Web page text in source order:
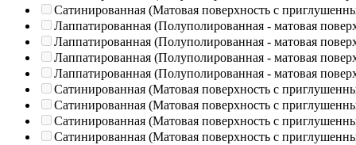
Сатинированная (Матовая поверхность с
Лаппатированная (Полуполированная - матовая
Лаппатированная (Полуполированная - матовая
Лаппатированная (Полуполированная - матовая
Лаппатированная (Полуполированная - матовая
Сатинированная (Матовая поверхность с
Сатинированная (Матовая поверхность с
Сатинированная (Матовая поверхность с
Сатинированная (Матовая поверхность с